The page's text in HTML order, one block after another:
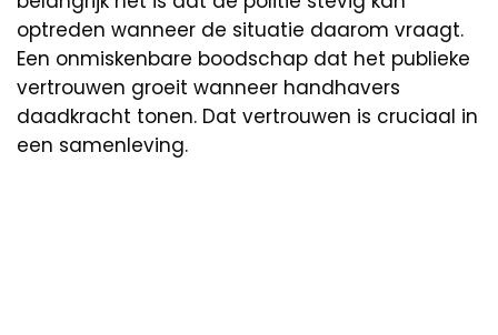
optreden wanneer de situatie daarom vraagt.
Een onmiskenbare boodschap dat het publieke
vertrouwen groeit wanneer handhavers
daadkracht tonen. Dat vertrouwen is cruciaal in
een samenleving.